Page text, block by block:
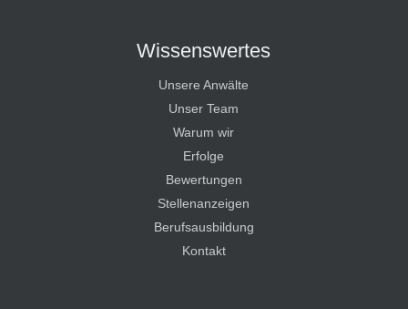
Wissenswertes
Unsere Anwälte
Unser Team
Warum wir
Erfolge
Bewertungen
Stellenanzeigen
Berufsausbildung
Kontakt